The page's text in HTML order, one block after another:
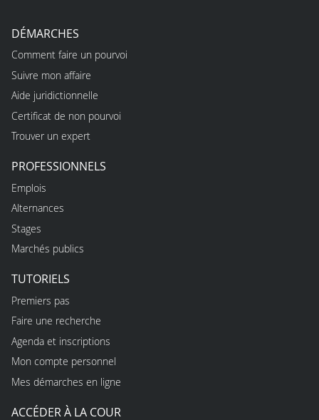
DÉMARCHES
Comment faire un pourvoi
Suivre mon affaire
Aide juridictionnelle
Certificat de non pourvoi
Trouver un expert
PROFESSIONNELS
Emplois
Alternances
Stages
Marchés publics
TUTORIELS
Premiers pas
Faire une recherche
Agenda et inscriptions
Mon compte personnel
Mes démarches en ligne
ACCÉDER À LA COUR